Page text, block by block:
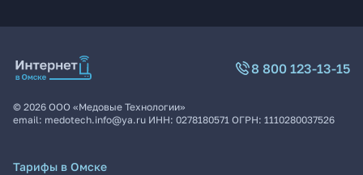
8 800 123-13-15
© 2026 ООО «Медовые Технологии»
email: medotech.info@ya.ru ИНН: 0278180571 ОГРН: 1110280037526
Тарифы в Омске